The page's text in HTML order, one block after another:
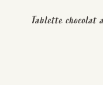
Tablette chocolat